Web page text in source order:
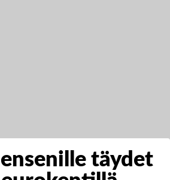
täydet